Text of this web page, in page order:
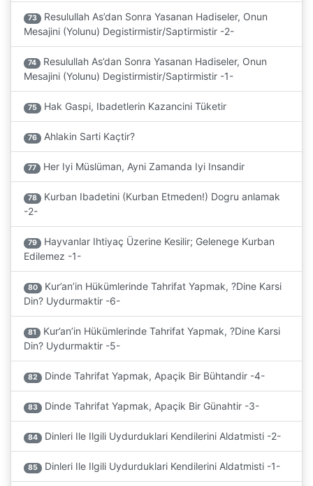
73
Resulullah As’dan Sonra Yasanan Hadiseler, Onun
Mesajini (Yolunu) Degistirmistir/Saptirmistir -2-
74
Resulullah As’dan Sonra Yasanan Hadiseler, Onun
Mesajini (Yolunu) Degistirmistir/Saptirmistir -1-
75 Hak Gaspi, Ibadetlerin Kazancini Tüketir
76 Ahlakin Sarti Kaçtir?
77 Her Iyi Müslüman, Ayni Zamanda Iyi Insandir
78
Kurban Ibadetini (Kurban Etmeden!) Dogru anlamak
-2-
79
Hayvanlar Ihtiyaç Üzerine Kesilir; Gelenege Kurban
Edilemez -1-
80
Kur’an’in Hükümlerinde Tahrifat Yapmak, ?Dine Karsi
Din? Uydurmaktir -6-
81
Kur’an’in Hükümlerinde Tahrifat Yapmak, ?Dine Karsi
Din? Uydurmaktir -5-
82 Dinde Tahrifat Yapmak, Apaçik Bir Bühtandir -4-
83 Dinde Tahrifat Yapmak, Apaçik Bir Günahtir -3-
84 Dinleri Ile Ilgili Uydurduklari Kendilerini Aldatmisti -2-
85 Dinleri Ile Ilgili Uydurduklari Kendilerini Aldatmisti -1-